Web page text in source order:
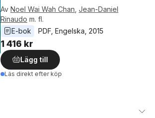
Av Noel Wai Wah Chan Jean-Daniel
Rinaudo m. fl.
E-bok
PDF Engelska 2015
1 416 kr
Lägg till
Läs direkt efter köp